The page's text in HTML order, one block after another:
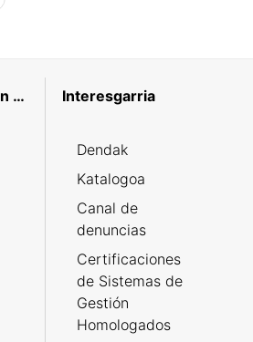
Kontratatzailearen profila Interesgarria
Dendak
Katalogoa
Canal de
denuncias
Certificaciones
de Sistemas de
Gestión
Homologados